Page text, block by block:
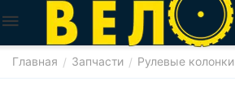
Главная / Запчасти / Рулевые колонки